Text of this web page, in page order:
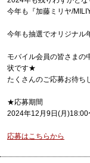
今年も『加藤ミリヤ/
今年も抽選でオリジナル
モバイル会員の皆さまの
状です★
たくさんのご応募お待ち
★応募期間
2024年12月9日(月
応募はこちらから